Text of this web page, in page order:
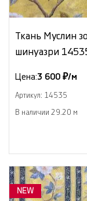
Ткань Муслин
шинуазри
Цена:3 600 ₽/м
Артикул: 14535
В наличии 29.20 м
NEW